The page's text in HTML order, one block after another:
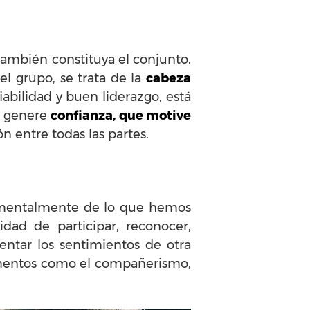
constituya el conjunto.
grupo, se trata de la cabeza
y buen liderazgo, está
confianza, que motive
entre todas las partes.
de lo que hemos
de participar, reconocer,
los sentimientos de otra
como el compañerismo,